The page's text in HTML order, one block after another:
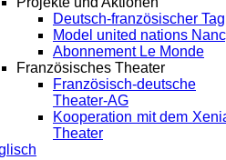
Deutsch-französischer Tag
Model united nations
Abonnement Le Monde
Französisches Theater
Französisch-deutsche
Theater-AG
Kooperation mit dem
Theater